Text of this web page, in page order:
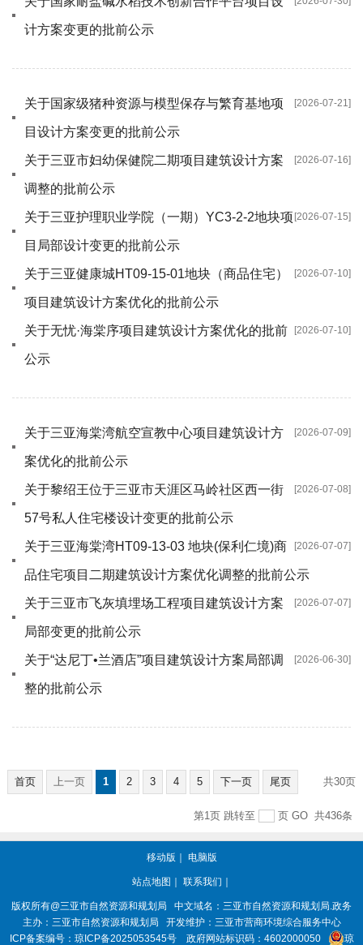
计方案变更的批前公示
[2026-07-21]
关于国家级猪种资源与模型保存与繁育基地项
目设计方案变更的批前公示
[2026-07-16]
关于三亚市妇幼保健院二期项目建筑设计方案
调整的批前公示
[2026-07-15]
关于三亚护理职业学院（一期）YC3-2-2地块项
目局部设计变更的批前公示
[2026-07-10]
关于三亚健康城HT09-15-01地块（商品住宅）
项目建筑设计方案优化的批前公示
[2026-07-10]
关于无忧·海棠序项目建筑设计方案优化的批前
公示
[2026-07-09]
关于三亚海棠湾航空宣教中心项目建筑设计方
案优化的批前公示
[2026-07-08]
关于黎绍王位于三亚市天涯区马岭社区西一街
57号私人住宅楼设计变更的批前公示
[2026-07-07]
关于三亚海棠湾HT09-13-03 地块(保利仁境)商
品住宅项目二期建筑设计方案优化调整的批前公示
[2026-07-07]
关于三亚市飞灰填埋场工程项目建筑设计方案
局部变更的批前公示
[2026-06-30]
关于“达尼丁•兰酒店”项目建筑设计方案局部调
整的批前公示
首页 上一页 1 2 3 4 5 下一页 尾页 共30页
共436条
跳转至 页 GO
第1页
移动版 ｜ 电脑版
站点地图 ｜ 联系我们 ｜
版权所有@三亚市自然资源和规划局
中文域名：三亚市自然资源和规划局.政务
主办：三亚市自然资源和规划局
开发维护：三亚市营商环境综合服务中心
ICP备案编号： 琼ICP备2025053545号 政府网站标识码： 4602000050 琼